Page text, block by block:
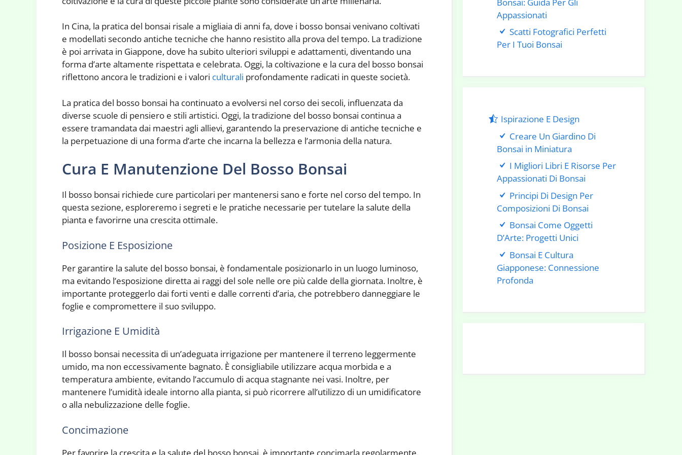
In Cina, la pratica del bonsai risale a migliaia di anni fa, dove i bosso bonsai venivano coltivati
e modellati secondo antiche tecniche che hanno resistito alla prova del tempo. La tradizione
è poi arrivata in Giappone, dove ha subito ulteriori sviluppi e adattamenti, diventando una
forma d’arte altamente rispettata e celebrata. Oggi, la coltivazione e la cura del bosso bonsai
riflettono ancora le tradizioni e i valori culturali profondamente radicati in queste società.
La pratica del bosso bonsai ha continuato a evolversi nel corso dei secoli, influenzata da
diverse scuole di pensiero e stili artistici. Oggi, la tradizione del bosso bonsai continua a
essere tramandata dai maestri agli allievi, garantendo la preservazione di antiche tecniche e
la perpetuazione di una forma d’arte che incarna la bellezza e l’armonia della natura.
Cura E Manutenzione Del Bosso Bonsai
Il bosso bonsai richiede cure particolari per mantenersi sano e forte nel corso del tempo. In
questa sezione, esploreremo i segreti e le pratiche necessarie per tutelare la salute della
pianta e favorirne una crescita ottimale.
Posizione E Esposizione
Per garantire la salute del bosso bonsai, è fondamentale posizionarlo in un luogo luminoso,
ma evitando l’esposizione diretta ai raggi del sole nelle ore più calde della giornata. Inoltre, è
importante proteggerlo dai forti venti e dalle correnti d’aria, che potrebbero danneggiare le
foglie e compromettere il suo sviluppo.
Irrigazione E Umidità
Il bosso bonsai necessita di un’adeguata irrigazione per mantenere il terreno leggermente
umido, ma non eccessivamente bagnato. È consigliabile utilizzare acqua morbida e a
temperatura ambiente, evitando l’accumulo di acqua stagnante nei vasi. Inoltre, per
mantenere l’umidità ideale intorno alla pianta, si può ricorrere all’utilizzo di un umidificatore
o alla nebulizzazione delle foglie.
Concimazione
Per favorire la crescita e la salute del bosso bonsai, è importante concimarla regolarmente,
Appassionati
Scatti Fotografici Perfetti
Per I Tuoi Bonsai
Ispirazione E Design
Creare Un Giardino Di
Bonsai in Miniatura
I Migliori Libri E Risorse Per
Appassionati Di Bonsai
Principi Di Design Per
Composizioni Di Bonsai
Bonsai Come Oggetti
D’Arte: Progetti Unici
Bonsai E Cultura
Giapponese: Connessione
Profonda